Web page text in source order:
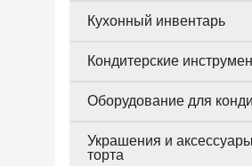
Кухонный инвентарь
Кондитерские
Оборудование для
Украшения и
торта